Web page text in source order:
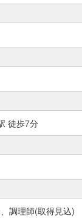
徒歩7分
調理師(取得見込)